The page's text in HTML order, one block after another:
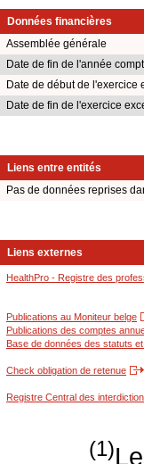
Données financières
Assemblée générale
Date de fin de l'année
Date de début de l'exercice
Date de fin de l'exercice
Liens entre entités
Pas de données reprises
Liens externes
HealthPro - Registre des
Publications au Moniteur belge
Publications des comptes
Base de données des statuts
Check obligation de retenue
Registre Central des
(1)